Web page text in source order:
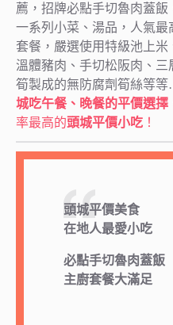
薦，招牌必點手切魯肉蓋飯
一系列小菜、湯品，人氣
套餐，嚴選使用特級池上米
溫體豬肉、手切松阪肉、
筍製成的無防腐劑筍絲等等
城吃午餐、晚餐的平價選擇
率最高的頭城平價小吃 ！
頭城平價美食
在地人最愛小吃
必點手切魯肉蓋飯
主廚套餐大滿足